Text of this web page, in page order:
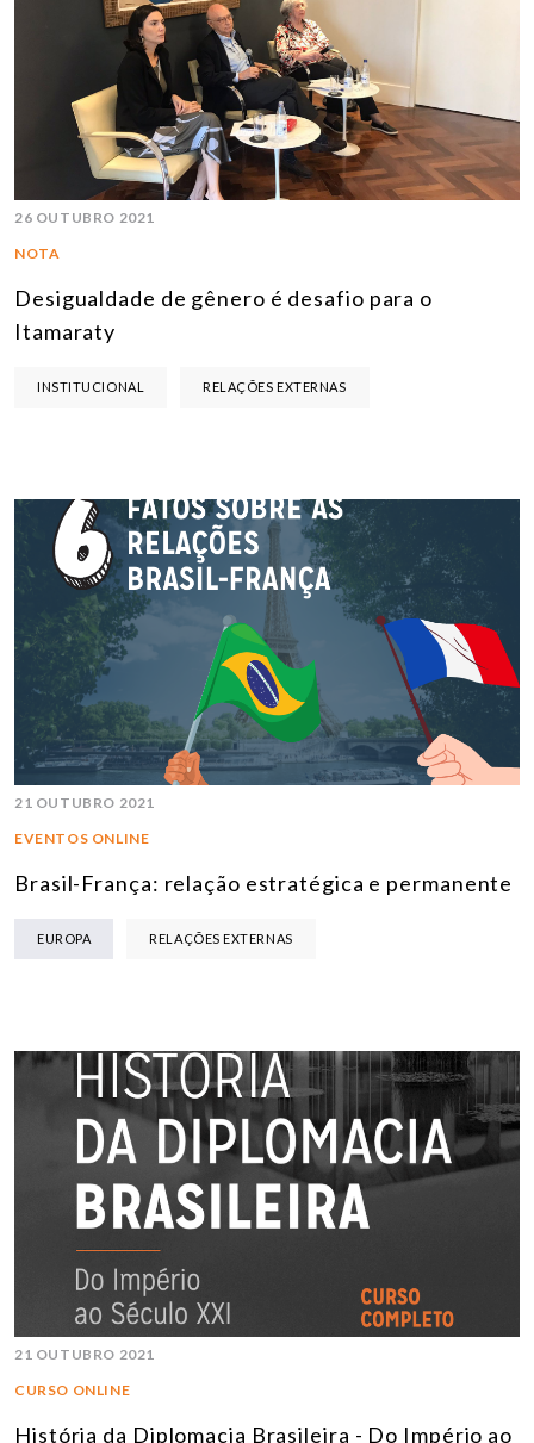
26 OUTUBRO 2021
NOTA
Desigualdade de gênero é desafio para o
Itamaraty
INSTITUCIONAL RELAÇÕES EXTERNAS
21 OUTUBRO 2021
EVENTOS ONLINE
Brasil-França: relação estratégica e permanente
EUROPA RELAÇÕES EXTERNAS
21 OUTUBRO 2021
CURSO ONLINE
História da Diplomacia Brasileira - Do Império ao